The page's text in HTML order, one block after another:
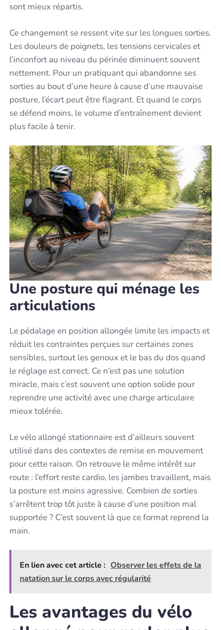
sont mieux répartis.
Ce changement se ressent vite sur les longues sorties.
Les douleurs de poignets, les tensions cervicales et
l’inconfort au niveau du périnée diminuent souvent
nettement. Pour un pratiquant qui abandonne ses
sorties au bout d’une heure à cause d’une mauvaise
posture, l’écart peut être flagrant. Et quand le corps
se défend moins, le volume d’entraînement devient
plus facile à tenir.
Une posture qui ménage les
articulations
Le pédalage en position allongée limite les impacts et
réduit les contraintes perçues sur certaines zones
sensibles, surtout les genoux et le bas du dos quand
le réglage est correct. Ce n’est pas une solution
miracle, mais c’est souvent une option solide pour
reprendre une activité avec une charge articulaire
mieux tolérée.
Le vélo allongé stationnaire est d’ailleurs souvent
utilisé dans des contextes de remise en mouvement
pour cette raison. On retrouve le même intérêt sur
route : l’effort reste cardio, les jambes travaillent, mais
la posture est moins agressive. Combien de sorties
s’arrêtent trop tôt juste à cause d’une position mal
supportée ? C’est souvent là que ce format reprend la
main.
En lien avec cet article : Observer les effets de la
natation sur le corps avec régularité
Les avantages du vélo